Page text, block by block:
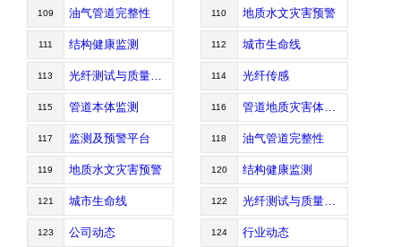
109 油气管道完整性 110 地质水文灾害预警
111 结构健康监测 112 城市生命线
113 光纤测试与质量控制 114 光纤传感
115 管道本体监测 116 管道地质灾害体监测
117 监测及预警平台 118 油气管道完整性
119 地质水文灾害预警 120 结构健康监测
121 城市生命线 122 光纤测试与质量控制
123 公司动态 124 行业动态